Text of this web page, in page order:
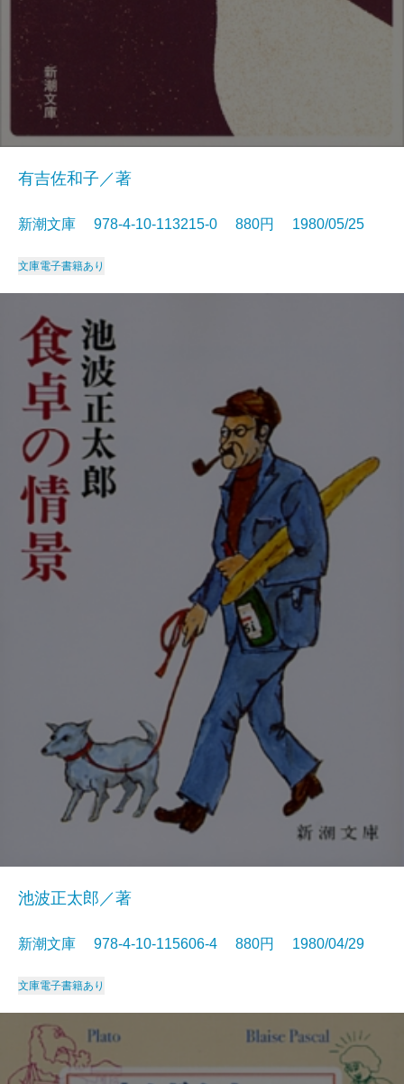
有吉佐和子／著
新潮文庫 978-4-10-113215-0 880円 1980/05/25
文庫電子書籍あり
池波正太郎／著
新潮文庫 978-4-10-115606-4 880円 1980/04/29
文庫電子書籍あり